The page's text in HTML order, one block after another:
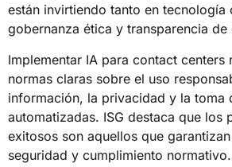
están invirtiendo tanto en tecnología
gobernanza ética y transparencia de
Implementar IA para contact centers
normas claras sobre el uso
información, la privacidad y la toma
automatizadas. ISG destaca que los
exitosos son aquellos que
seguridad y cumplimiento normativo.